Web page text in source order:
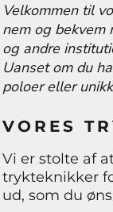
Velkommen til
nem og bekvem
og andre
Uanset om du
poloer eller
VORES
Vi er stolte af
trykteknikker
ud, som du